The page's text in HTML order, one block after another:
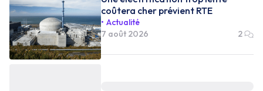
coûtera cher prévient RTE
Actualité
7 août 2026
2